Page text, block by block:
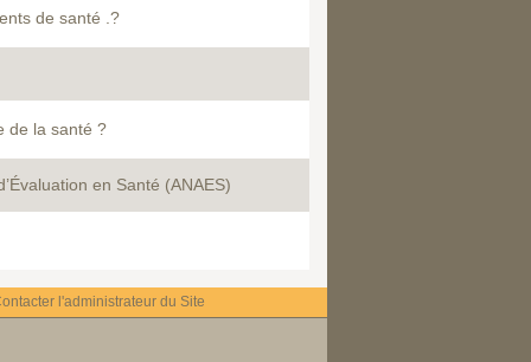
de santé .?
de la santé ?
en Santé (ANAES)
l'administrateur du Site